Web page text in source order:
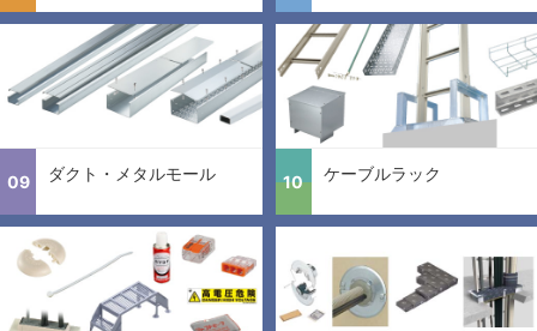
09 ダクト・メタルモール 10 ケーブルラック